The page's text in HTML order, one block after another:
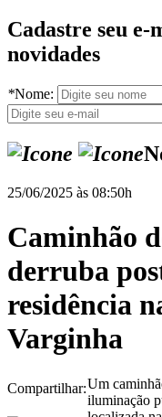
Cadastre seu e-
novidades
*Nome:
25/06/2025 às 08:50h
Caminhão
derruba
residência
Varginha
Compartilhar:Um
iluminação